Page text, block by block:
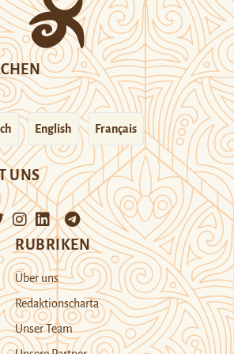
English Français
UNS
RUBRIKEN
Über uns
Redaktionscharta
Unser Team